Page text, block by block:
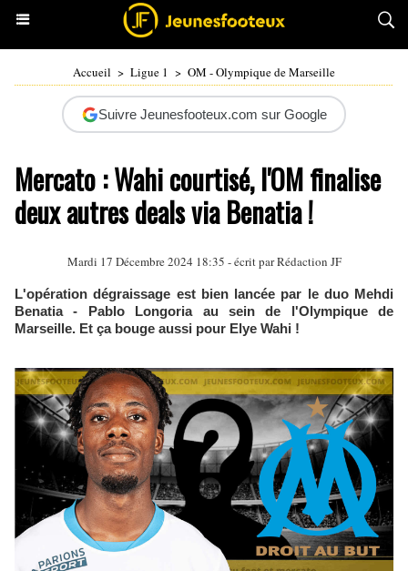
Accueil > Ligue 1 > OM - Olympique de Marseille
Suivre Jeunesfooteux.com sur Google
Mercato : Wahi courtisé, l'OM finalise
deux autres deals via Benatia !
Mardi 17 Décembre 2024 18:35 - écrit par Rédaction JF
L'opération dégraissage est bien lancée par le duo Mehdi
Benatia - Pablo Longoria au sein de l'Olympique de
Marseille. Et ça bouge aussi pour Elye Wahi !